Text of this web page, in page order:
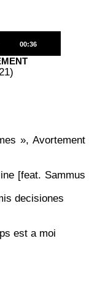
Total
00:36
», Avortement
[feat. Sammus
decisiones
est a moi